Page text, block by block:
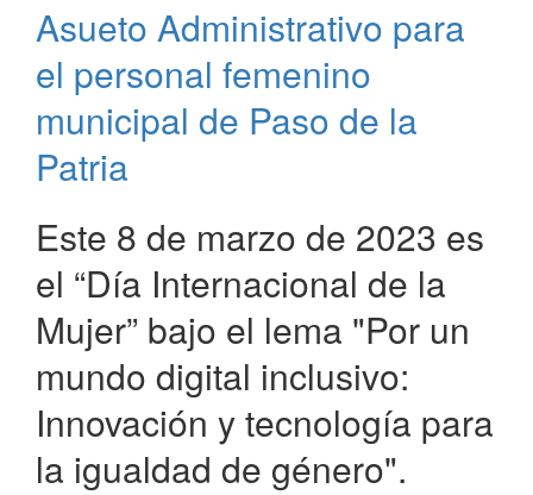
Asueto Administrativo para
el personal femenino
municipal de Paso de la
Patria
Este 8 de marzo de 2023 es
el “Día Internacional de la
Mujer” bajo el lema "Por un
mundo digital inclusivo:
Innovación y tecnología para
la igualdad de género".